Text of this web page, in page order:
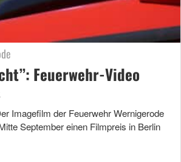
Feuerwehr-Video
Imagefilm der Feuerwehr Wernigerode
September einen Filmpreis in Berlin